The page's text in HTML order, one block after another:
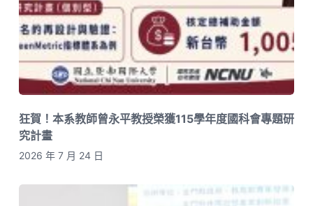
狂賀！本系教師曾永平教授榮獲115學年度國科會專題研
究計畫
2026 年 7 月 24 日